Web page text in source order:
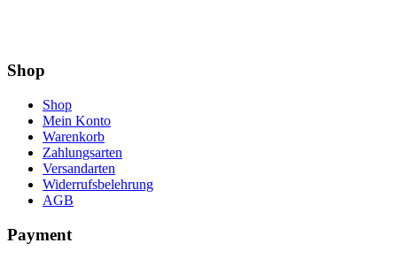
Shop
Shop
Mein Konto
Warenkorb
Zahlungsarten
Versandarten
Widerrufsbelehrung
AGB
Payment